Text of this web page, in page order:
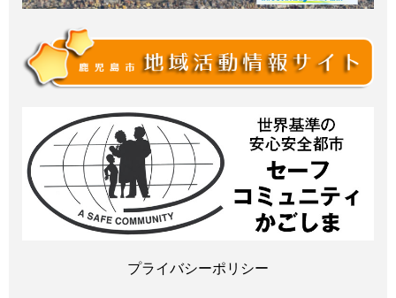
プライバシーポリシー